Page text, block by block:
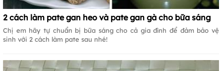
2 cách làm pate gan heo và pate gan gà cho bữa sáng
Chị em hãy tự chuẩn bị bữa sáng cho cả gia đình để đảm bảo vệ
sinh với 2 cách làm pate sau nhé!